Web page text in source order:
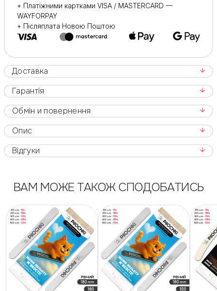
+ Платіжними картками VISA / MASTERCARD —
WAYFORPAY
+ Післяплата Новою Поштою
Доставка
Гарантія
Обмін и повернення
Опис
Відгуки
ВАМ МОЖЕ ТАКОЖ СПОДОБАТИСЬ